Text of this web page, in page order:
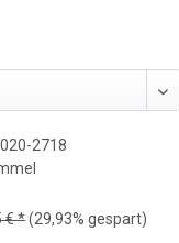
2718
€ *(29,93% gespart)